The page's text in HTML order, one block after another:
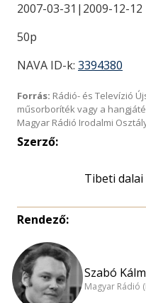
2007-03-31|2009-12-12
50p
NAVA ID-k: 3394380
Forrás: Rádió- és Televízió
műsorboríték vagy a
Magyar Rádió Irodalmi
Szerző:
Tibeti dalai
Rendező:
Szabó
Magyar Rádió